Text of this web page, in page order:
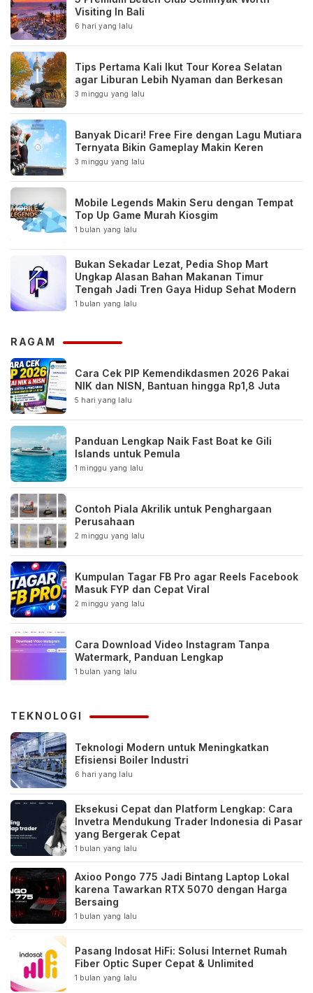
Visiting In Bali
6 hari yang lalu
Tips Pertama Kali Ikut Tour Korea Selatan
agar Liburan Lebih Nyaman dan Berkesan
3 minggu yang lalu
Banyak Dicari! Free Fire dengan Lagu Mutiara
Ternyata Bikin Gameplay Makin Keren
3 minggu yang lalu
Mobile Legends Makin Seru dengan Tempat
Top Up Game Murah Kiosgim
1 bulan yang lalu
Bukan Sekadar Lezat, Pedia Shop Mart
Ungkap Alasan Bahan Makanan Timur
Tengah Jadi Tren Gaya Hidup Sehat Modern
1 bulan yang lalu
RAGAM
Cara Cek PIP Kemendikdasmen 2026 Pakai
NIK dan NISN, Bantuan hingga Rp1,8 Juta
5 hari yang lalu
Panduan Lengkap Naik Fast Boat ke Gili
Islands untuk Pemula
1 minggu yang lalu
Contoh Piala Akrilik untuk Penghargaan
Perusahaan
2 minggu yang lalu
Kumpulan Tagar FB Pro agar Reels Facebook
Masuk FYP dan Cepat Viral
2 minggu yang lalu
Cara Download Video Instagram Tanpa
Watermark, Panduan Lengkap
1 bulan yang lalu
TEKNOLOGI
Teknologi Modern untuk Meningkatkan
Efisiensi Boiler Industri
6 hari yang lalu
Eksekusi Cepat dan Platform Lengkap: Cara
Invetra Mendukung Trader Indonesia di Pasar
yang Bergerak Cepat
1 bulan yang lalu
Axioo Pongo 775 Jadi Bintang Laptop Lokal
karena Tawarkan RTX 5070 dengan Harga
Bersaing
1 bulan yang lalu
Pasang Indosat HiFi: Solusi Internet Rumah
Fiber Optic Super Cepat & Unlimited
1 bulan yang lalu